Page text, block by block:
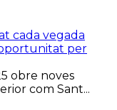
cada vegada
oportunitat per
obre noves
com Sant...